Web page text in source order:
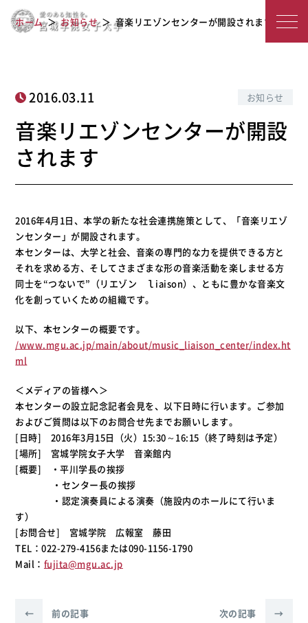
宮
女
大
音楽リエゾンセンターが開設されます
ホーム お知らせ 音楽リエゾンセンターが開設されます
2016.03.11 お知らせ
音楽リエゾンセンターが開設
されます
2016年4月1日、本学の新たな社会連携施策として、「音楽リエゾ
ンセンター」が開設されます。
本センターは、大学と社会、音楽の専門的な力を提供できる方と
それを求める方、そしてさまざまな形の音楽活動を楽しませる方
同士を“つないで”（リエゾン ｌiaison）、ともに豊かな音楽文
化を創っていくための組織です。
以下、本センターの概要です。
/www.mgu.ac.jp/main/about/music_liaison_center/index.ht
ml
＜メディアの皆様へ＞
本センターの設立記念記者会見を、以下日時に行います。ご参加
およびご質問は以下のお問合せ先までお願いします。
[日時] 2016年3月15日（火）15:30～16:15（終了時刻は予定）
[場所] 宮城学院女子大学 音楽館内
[概要] ・平川学長の挨拶
・センター長の挨拶
・認定演奏員による演奏（施設内のホールにて行いま
す）
[お問合せ] 宮城学院 広報室 藤田
TEL：022-279-4156または090-1156-1790
Mail： fujita@mgu.ac.jp
← 前の記事 次の記事 →